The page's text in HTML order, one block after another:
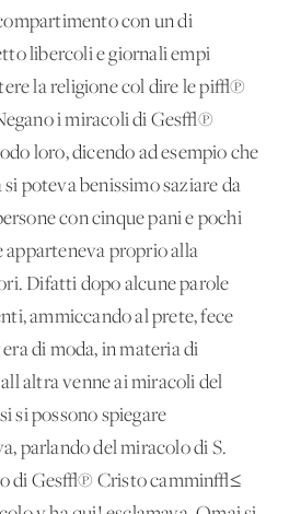
con un di
libercoli e giornali empi
la religione col dire le pi√π
i miracoli di Ges√π
loro, dicendo ad esempio che
poteva benissimo saziare da
con cinque pani e pochi
proprio alla
Difatti dopo alcune parole
ammiccando al prete, fece
di moda, in materia di
venne ai miracoli del
si possono spiegare
parlando del miracolo di S.
di Ges√π Cristo cammin√≤